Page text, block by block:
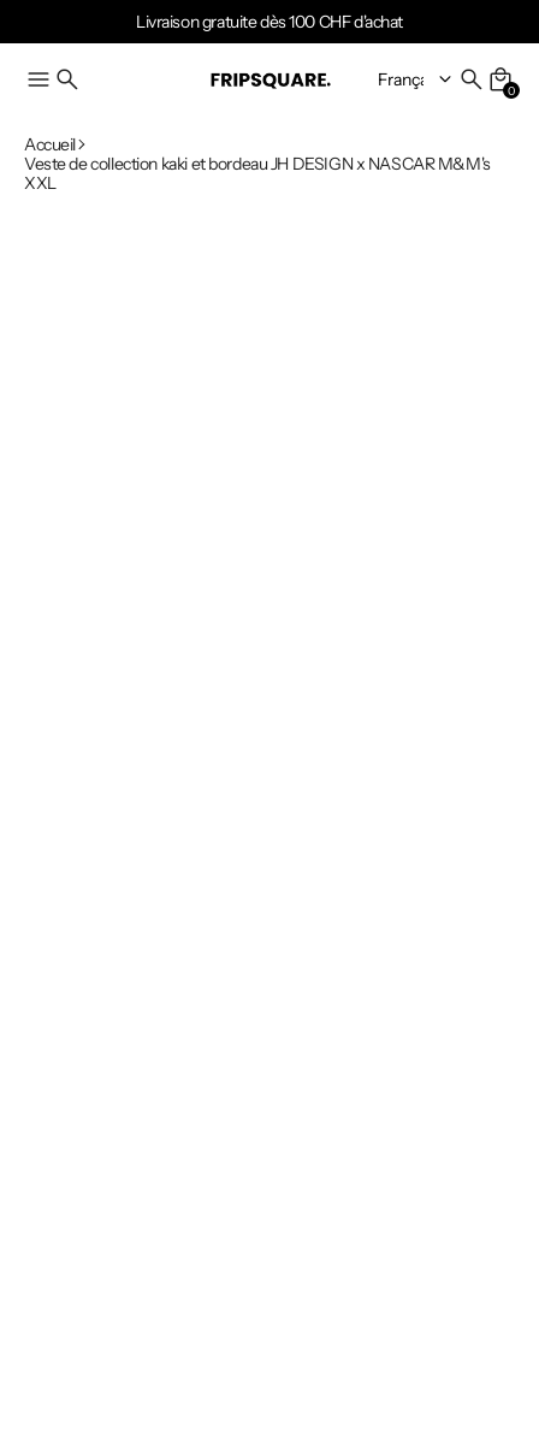
Livraison gratuite dès 100 CHF d'achat
0
Accueil
Veste de collection kaki et bordeau JH DESIGN x NASCAR M&M's
XXL